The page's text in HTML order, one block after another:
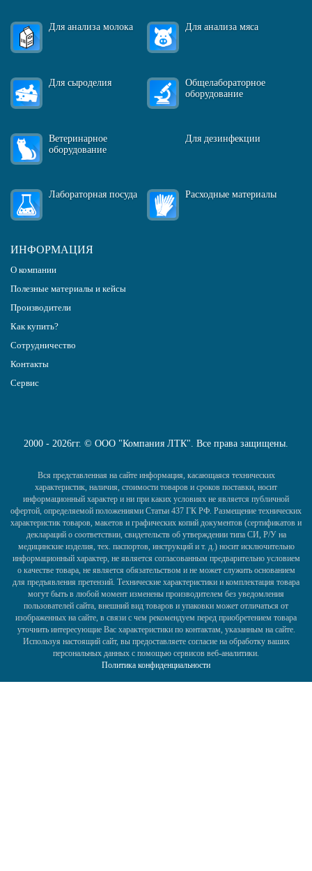
Для анализа молока Для анализа мяса
Для сыроделия
Общелабораторное
оборудование
Ветеринарное
оборудование
Для дезинфекции
Лабораторная посуда Расходные материалы
ИНФОРМАЦИЯ
О компании
Полезные материалы и кейсы
Производители
Как купить?
Сотрудничество
Контакты
Сервис
2000 - 2026гг. © ООО "Компания ЛТК". Все права защищены.
Вся представленная на сайте информация, касающаяся технических
характеристик, наличия, стоимости товаров и сроков поставки, носит
информационный характер и ни при каких условиях не является публичной
офертой, определяемой положениями Статьи 437 ГК РФ. Размещение технических
характеристик товаров, макетов и графических копий документов (сертификатов и
деклараций о соответствии, свидетельств об утверждении типа СИ, Р/У на
медицинские изделия, тех. паспортов, инструкций и т. д.) носит исключительно
информационный характер, не является согласованным предварительно условием
о качестве товара, не является обязательством и не может служить основанием
для предъявления претензий. Технические характеристики и комплектация товара
могут быть в любой момент изменены производителем без уведомления
пользователей сайта, внешний вид товаров и упаковки может отличаться от
изображенных на сайте, в связи с чем рекомендуем перед приобретением товара
уточнить интересующие Вас характеристики по контактам, указанным на сайте.
Используя настоящий сайт, вы предоставляете согласие на обработку ваших
персональных данных с помощью сервисов веб-аналитики.
Политика конфиденциальности